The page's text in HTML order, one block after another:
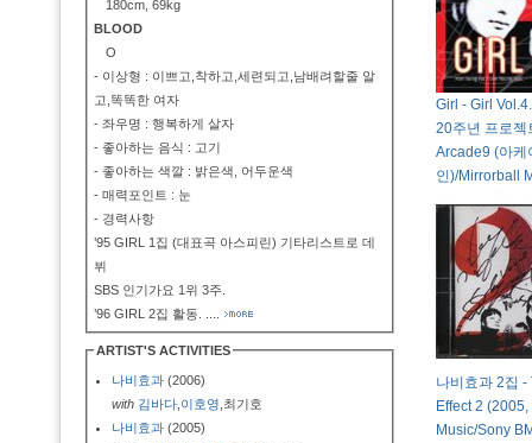
180cm, 69kg
BLOOD
O
- 이상형 : 이쁘고,착하고,세련되고,남배려할줄 알
고,똑똑한 여자
- 좌우명 : 행복하게 살자
- 좋아하는 음식 : 고기
- 좋아하는 색깔 : 밝은색, 어두운색
- 매력포인트 : 눈
- 경력사항
’95 GIRL 1집 (대표곡 아스피린) 기타리스트로 데
뷔
SBS 인기가요 1위 3주.
’96 GIRL 2집 활동.
ARTIST'S ACTIVITIES
나비효과 (2006)
with 김바다 이호영 ,최기호
나비효과 (2005)
Girl - Girl
20주년 프로젝
Arcade9 (아케
인)/Mirrorball
나비효과 2집
Effect 2
Music/Sony